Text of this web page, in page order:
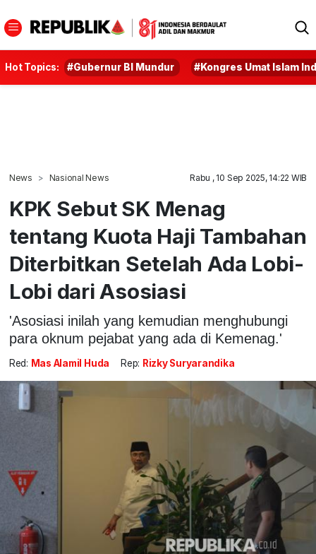
Hot Topics: #Gubernur BI Mundur #Kongres Umat Islam
News Nasional News Rabu , 10 Sep 2025, 14:22 WIB
KPK Sebut SK Menag
tentang Kuota Haji Tambahan
Diterbitkan Setelah Ada Lobi-
Lobi dari Asosiasi
'Asosiasi inilah yang kemudian menghubungi
para oknum pejabat yang ada di Kemenag.'
Red: Mas Alamil Huda Rep: Rizky Suryarandika